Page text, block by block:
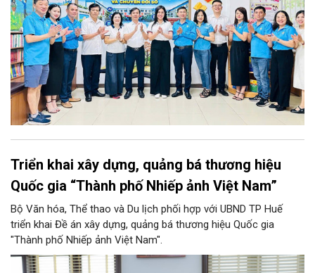
Triển khai xây dựng, quảng bá thương hiệu
Quốc gia “Thành phố Nhiếp ảnh Việt Nam”
Bộ Văn hóa, Thể thao và Du lịch phối hợp với UBND TP Huế
triển khai Đề án xây dựng, quảng bá thương hiệu Quốc gia
"Thành phố Nhiếp ảnh Việt Nam".